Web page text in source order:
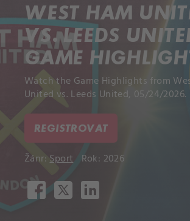
WEST HAM
VS. LEEDS
GAME
Watch the Game Highlights from
United vs. Leeds United, 05/24/2026.
REGISTROVAT
Žánr:Sport Rok: 2026